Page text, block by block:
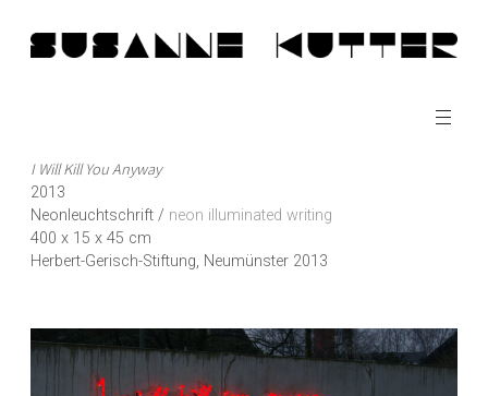
Inhalt
springen
I Will Kill You Anyway
2013
Neonleuchtschrift / neon illuminated writing
400 x 15 x 45 cm
Herbert-Gerisch-Stiftung, Neumünster 2013